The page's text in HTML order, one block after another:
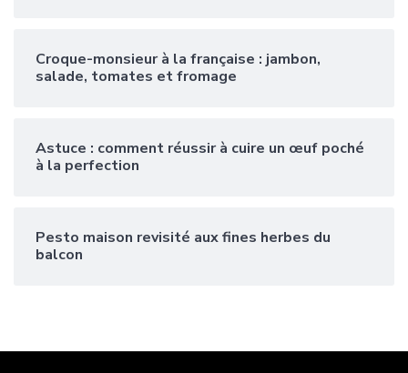
Croque-monsieur à la française : jambon,
salade, tomates et fromage
Astuce : comment réussir à cuire un œuf poché
à la perfection
Pesto maison revisité aux fines herbes du
balcon